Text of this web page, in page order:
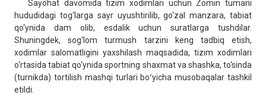
Sayohat davomida tizim xodimlari uchun Zomin tumani
hududidagi tog‘larga sayr uyushtirilib, go‘zal manzara, tabiat
qo‘ynida dam olib, esdalik uchun suratlarga tushdilar.
Shuningdek, sog‘lom turmush tarzini keng tadbiq etish,
xodimlar salomatligini yaxshilash maqsadida, tizim xodimlari
o‘rtasida tabiat qo‘ynida sportning shaxmat va shashka, to‘sinda
(turnikda) tortilish mashqi turlari boʻyicha musobaqalar tashkil
etildi.